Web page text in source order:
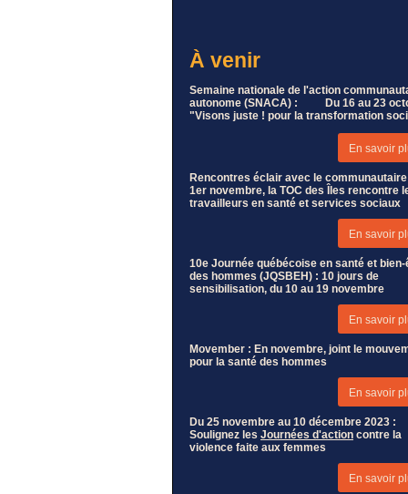
À venir
Semaine nationale de l'action
autonome (SNACA) :
Du 16 au 23
"Visons juste ! pour la transformation
En savoir
Rencontres éclair avec le
1er novembre, la TOC des Îles rencontre
travailleurs en santé et services sociaux
En savoir
10e Journée québécoise en santé et
des hommes (JQSBEH) : 10 jours de
sensibilisation, du 10 au 19 novembre
En savoir
Movember : En novembre, joint le
pour la santé des hommes
En savoir
Du 25 novembre au 10 décembre 2023 :
Soulignez les Journées d'action contre la
violence faite aux femmes
En savoir